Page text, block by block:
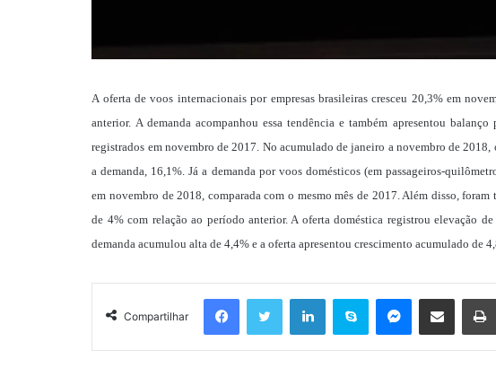
A oferta de voos internacionais por empresas brasileiras cresceu 20,3% em
anterior. A demanda acompanhou essa tendência e também apresentou
registrados em novembro de 2017. No acumulado de janeiro a novembro de
a demanda, 16,1%. Já a demanda por voos domésticos (em passageiros-
em novembro de 2018, comparada com o mesmo mês de 2017. Além disso,
de 4% com relação ao período anterior. A oferta doméstica registrou elevação
demanda acumulou alta de 4,4% e a oferta apresentou crescimento acumulado de
Compartilhar
FacebookTwitter LinkedinSkype Messenger
Compartilhar via e-mail